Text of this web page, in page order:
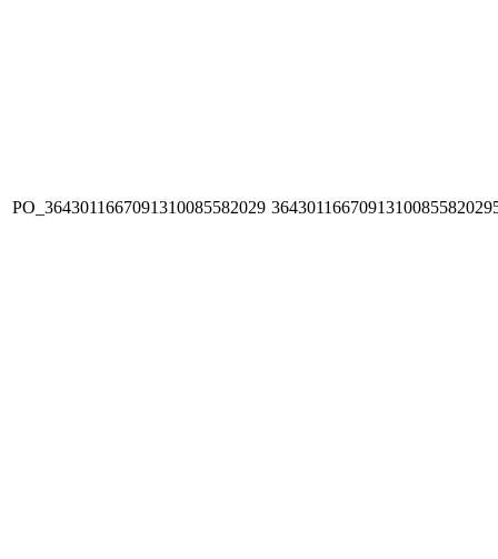
PO_3643011667091310085582029